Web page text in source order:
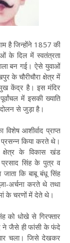
है जिन्होंने 1857 की
के दिल में स्वतंत्रता
बन गई। ऐसे युवाओं
चौरीचौरा क्षेत्र में
केंद्र है। इस मंदिर
में इसकी ख्याति
से जुड़ा है।
विशेष आशीर्वाद प्राप्त
किया करते थे।
क्षेत्र के विकास खंड
प्रसाद सिंह के पुत्र व
कि बाबू बंधू सिंह
अर्चना करते थे तथा
के चरणों में देते थे।
को धोखे से गिरफ्तार
ने जैसे ही फांसी के फंदे
चला। जिसे देखकर